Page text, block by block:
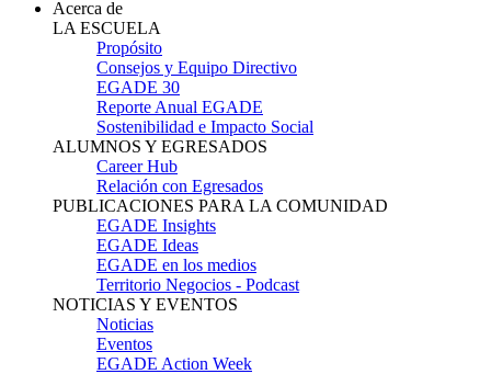
Acerca de
LA ESCUELA
Propósito
Consejos y Equipo Directivo
EGADE 30
Reporte Anual EGADE
Sostenibilidad e Impacto Social
ALUMNOS Y EGRESADOS
Career Hub
Relación con Egresados
PUBLICACIONES PARA LA COMUNIDAD
EGADE Insights
EGADE Ideas
EGADE en los medios
Territorio Negocios - Podcast
NOTICIAS Y EVENTOS
Noticias
Eventos
EGADE Action Week